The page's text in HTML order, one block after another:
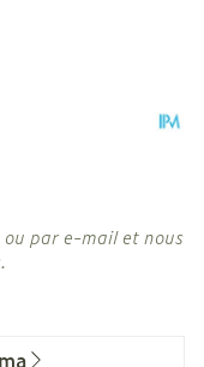
par e-mail et nous